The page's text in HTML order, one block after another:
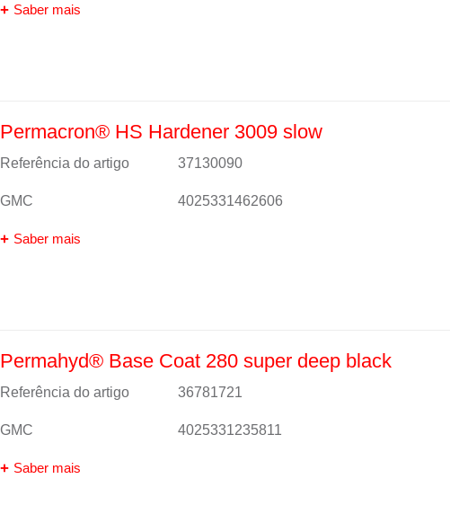
Saber mais
Permacron® HS Hardener 3009 slow
Referência do artigo 37130090
GMC 4025331462606
Saber mais
Permahyd® Base Coat 280 super deep black
Referência do artigo 36781721
GMC 4025331235811
Saber mais